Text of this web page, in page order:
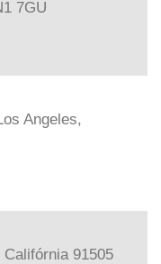
7GU
Angeles,
91505